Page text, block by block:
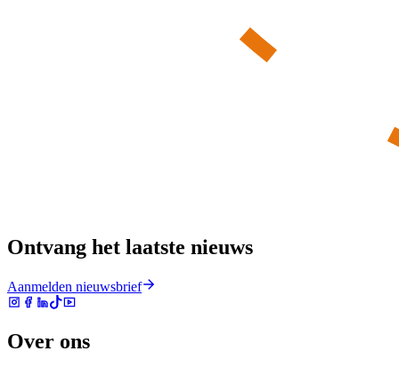
Ontvang het laatste nieuws
Aanmelden nieuwsbrief
Over ons